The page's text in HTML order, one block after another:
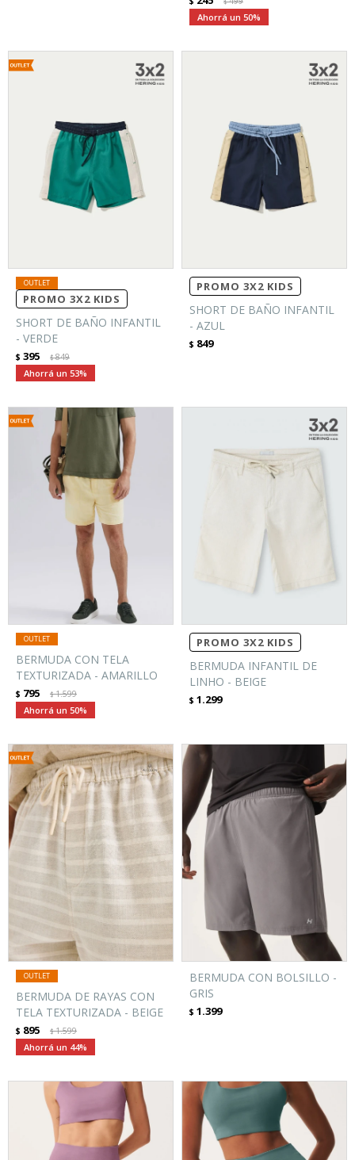
50
PROMO 3X2 KIDS
SHORT DE BAÑO INFANTIL
- VERDE
$ 395 $849
53
PROMO 3X2 KIDS
SHORT DE BAÑO INFANTIL
- AZUL
$ 849
BERMUDA CON TELA
TEXTURIZADA - AMARILLO
$ 795 $1.599
50
PROMO 3X2 KIDS
BERMUDA INFANTIL DE
LINHO - BEIGE
$ 1.299
BERMUDA DE RAYAS CON
TELA TEXTURIZADA - BEIGE
$ 895 $1.599
44
BERMUDA CON BOLSILLO -
GRIS
$ 1.399